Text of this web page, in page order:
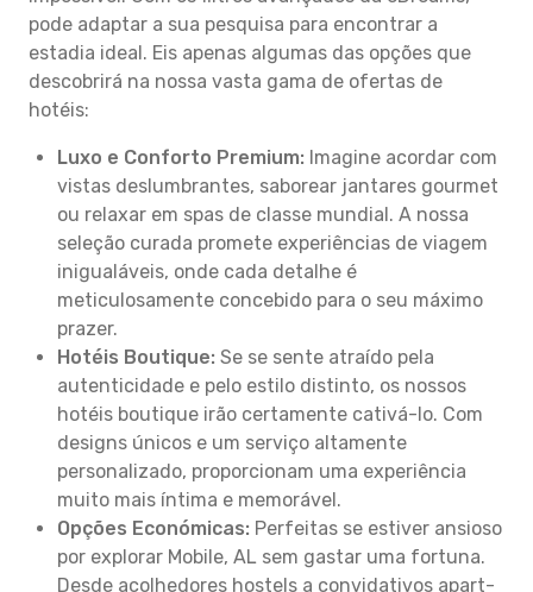
pode adaptar a sua pesquisa para encontrar a
estadia ideal. Eis apenas algumas das opções que
descobrirá na nossa vasta gama de ofertas de
hotéis:
Luxo e Conforto Premium: Imagine acordar com
vistas deslumbrantes, saborear jantares gourmet
ou relaxar em spas de classe mundial. A nossa
seleção curada promete experiências de viagem
inigualáveis, onde cada detalhe é
meticulosamente concebido para o seu máximo
prazer.
Hotéis Boutique: Se se sente atraído pela
autenticidade e pelo estilo distinto, os nossos
hotéis boutique irão certamente cativá-lo. Com
designs únicos e um serviço altamente
personalizado, proporcionam uma experiência
muito mais íntima e memorável.
Opções Económicas: Perfeitas se estiver ansioso
por explorar Mobile, AL sem gastar uma fortuna.
Desde acolhedores hostels a convidativos apart-